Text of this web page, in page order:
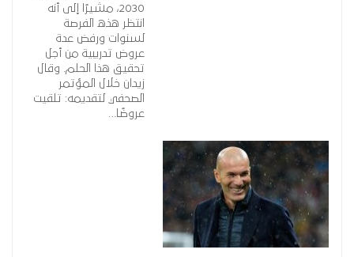
2030، مشيرًا إلى أنه
انتظر هذه الفرصة
لسنوات ورفض عدة
عروض تدريبية من أجل
تحقيق هذا الحلم. وقال
زيدان خلال المؤتمر
الصحفي لتقديمه: تلقيت
عروضًا…